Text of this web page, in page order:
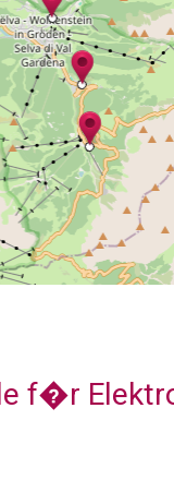
f�r